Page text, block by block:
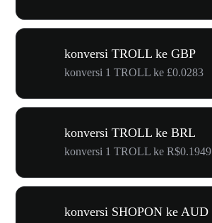
konversi TROLL ke GBP
konversi 1 TROLL ke £0.0283
konversi TROLL ke BRL
konversi 1 TROLL ke R$0.1949
konversi SHOPON ke AUD